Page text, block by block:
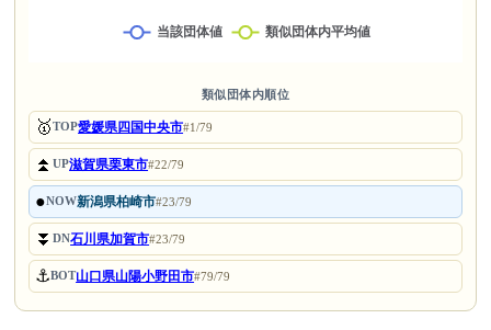
類似団体内順位
🥇TOP愛媛県四国中央市#1/79
⏫UP滋賀県栗東市#22/79
●NOW新潟県柏崎市#23/79
⏬DN石川県加賀市#23/79
⚓BOT山口県山陽小野田市#79/79